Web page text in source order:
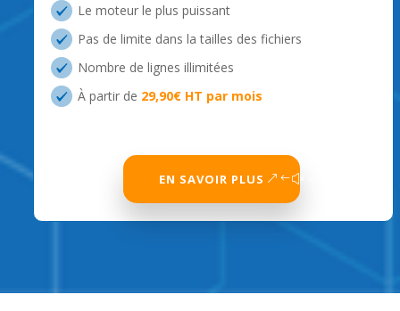
Le moteur le plus puissant
Pas de limite dans la tailles des fichiers
Nombre de lignes illimitées
À partir de 29,90€ HT par mois
EN SAVOIR PLUS